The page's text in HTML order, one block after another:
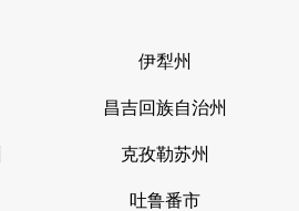
伊犁州
昌吉回族自治州
克孜勒苏州
吐鲁番市